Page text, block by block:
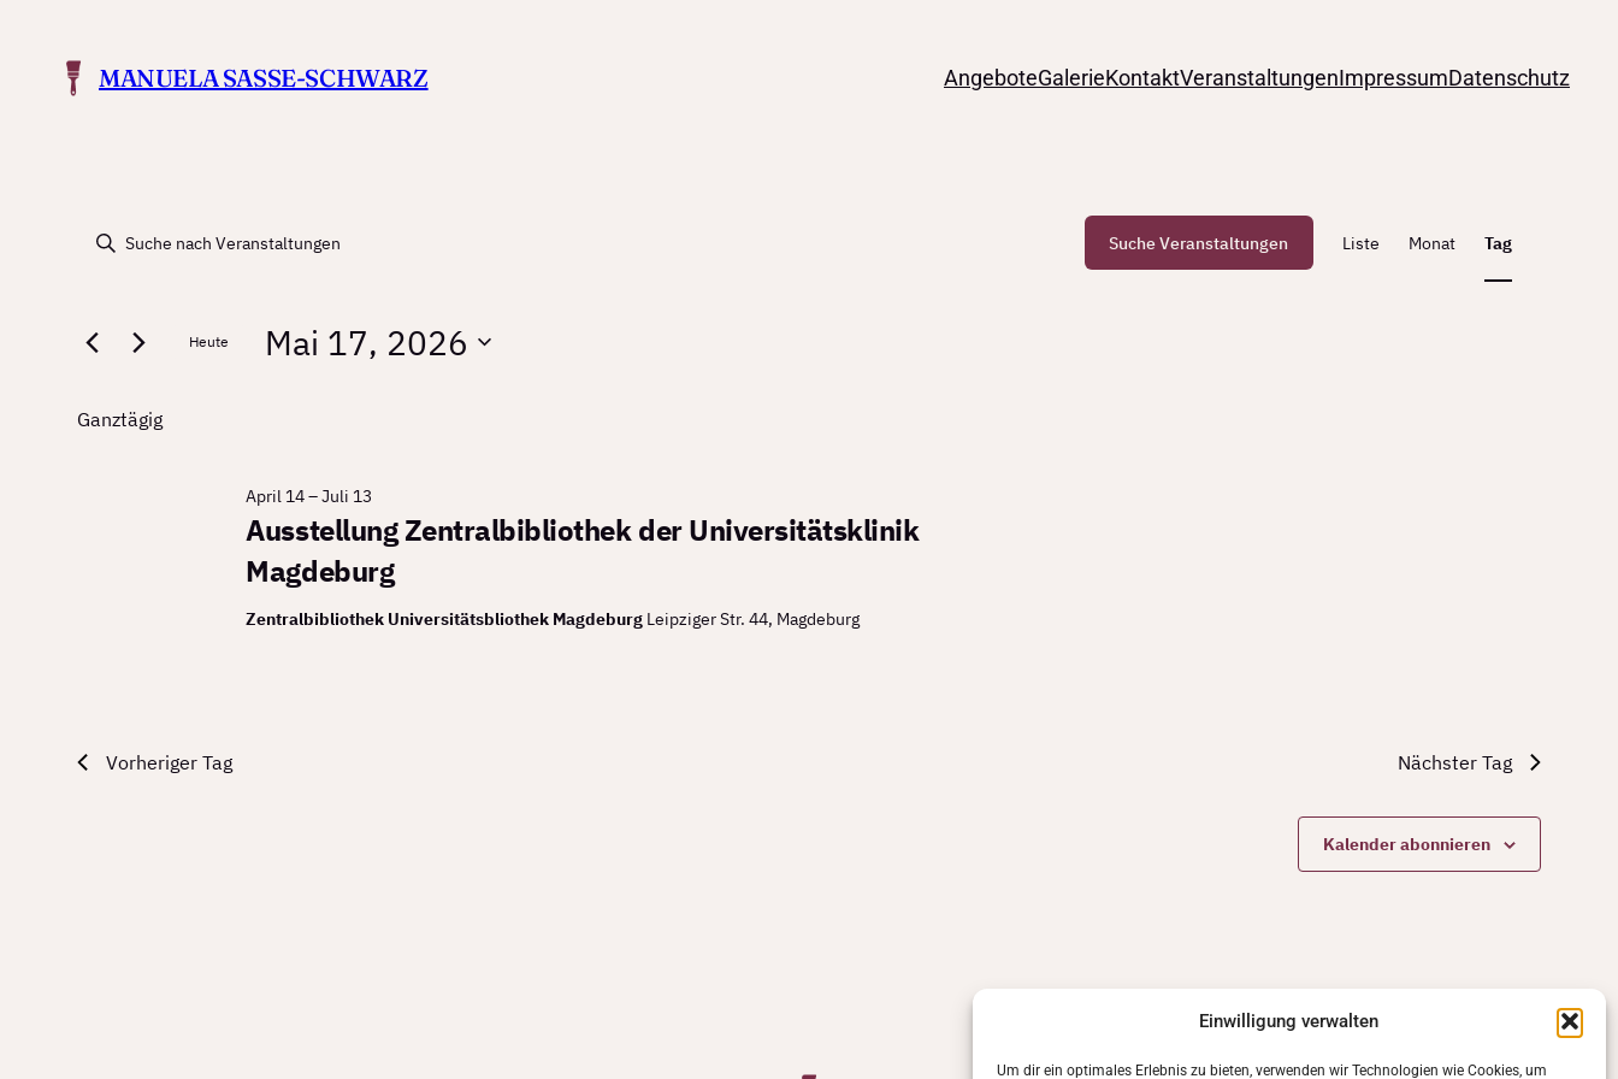
Einwilligung verwalten
Um dir ein optimales Erlebnis zu bieten, verwenden wir Technologien wie Cookies, um
MANUELA SASSE-SCHWARZ AngeboteGalerieKontaktVeranstaltungenImpressumDatenschutz
Veranstaltungen
for
Mai
2026
Veranstaltungen
und
Ansichten,
Navigation
Bitte
Suche
Schlüsselwort.
Suche Veranstaltungen Liste Monat Tag
Heute Mai 17, 2026
Ganztägig
Ausstellung Zentralbibliothek der Universitätsklinik
Magdeburg
April 14–Juli 13
Zentralbibliothek Universitätsbliothek Magdeburg Leipziger Str. 44, Magdeburg
Vorheriger Tag Nächster Tag
Kalender abonnieren